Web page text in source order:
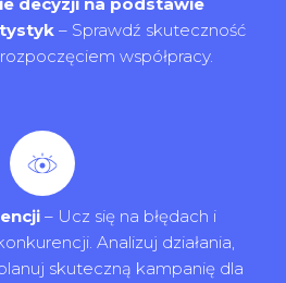
– Sprawdź skuteczność
współpracy.
– Ucz się na błędach i
Analizuj działania,
skuteczną kampanię dla